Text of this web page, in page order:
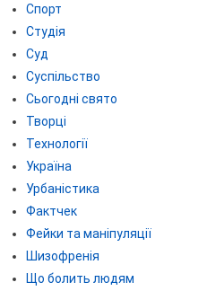
Спорт
Студія
Суд
Суспільство
Сьогодні свято
Творці
Технології
Україна
Урбаністика
Фактчек
Фейки та маніпуляції
Шизофренія
Що болить людям